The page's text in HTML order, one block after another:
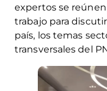
expertos se
trabajo para
país, los temas
transversales del